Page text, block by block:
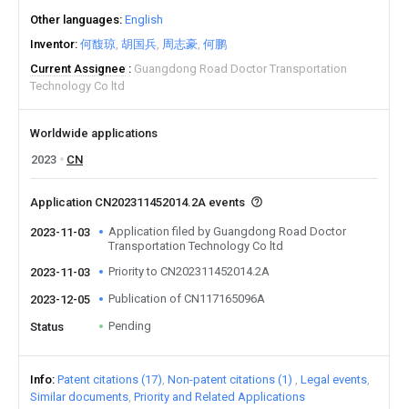
Other languages English
Inventor 何馥琼 胡国兵 周志豪 何鹏
Current Assignee
Guangdong Road Doctor Transportation
Technology Co ltd
Worldwide applications
2023
CN
Application CN202311452014.2A events
2023-11-03
Application filed by Guangdong Road Doctor
Transportation Technology Co ltd
2023-11-03
Priority to CN202311452014.2A
2023-12-05 Publication of CN117165096A
Status Pending
Info Patent citations (17) Non-patent citations (1)
Legal events
Similar documents Priority and Related Applications